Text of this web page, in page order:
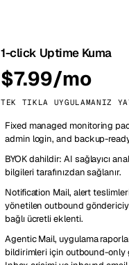
1-click Uptime Kuma
$7.99/mo
TEK TIKLA UYGULAMANIZ
Fixed managed monitoring
admin login, and backup-
BYOK dahildir: AI sağlayıcı
bilgileri tarafınızdan sağlanır.
Notification Mail, alert
yönetilen outbound
bağlı ücretli eklenti.
Agentic Mail, uygulama
bildirimleri için outbound-only